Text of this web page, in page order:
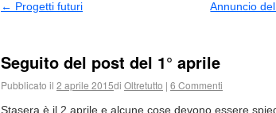
← Progetti futuri
Annuncio
Seguito del post del 1° aprile
Pubblicato il 2 aprile 2015di Oltretutto | 6 Commenti
Stasera è il 2 aprile e alcune cose devono essere